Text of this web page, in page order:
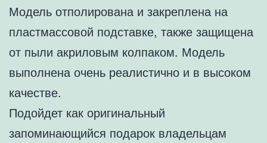
Модель отполирована и закреплена на
пластмассовой подставке, также защищена
от пыли акриловым колпаком. Модель
выполнена очень реалистично и в высоком
качестве.
Подойдет как оригинальный
запоминающийся подарок владельцам